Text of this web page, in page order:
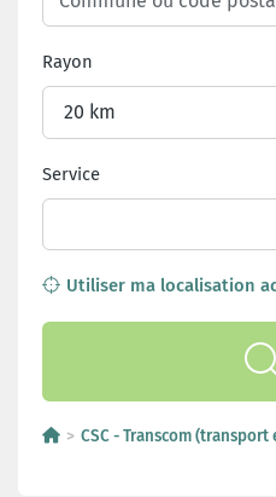
Rayon
20 km
Service
Utiliser ma localisation
CSC - Transcom